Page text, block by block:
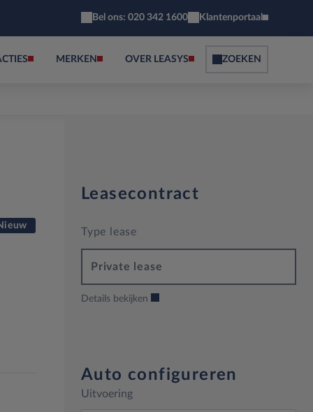
Bel ons: 020 342 1600 Klantenportaal
MERKEN OVER LEASYS ZOEKEN
Leasecontract
Type lease
Private lease
Details bekijken
Auto configureren
Uitvoering